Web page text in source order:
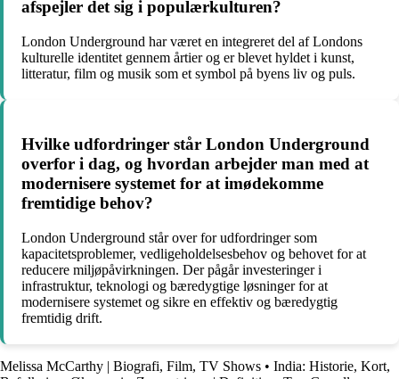
afspejler det sig i populærkulturen?
London Underground har været en integreret del af Londons
kulturelle identitet gennem årtier og er blevet hyldet i kunst,
litteratur, film og musik som et symbol på byens liv og puls.
Hvilke udfordringer står London Underground
overfor i dag, og hvordan arbejder man med at
modernisere systemet for at imødekomme
fremtidige behov?
London Underground står over for udfordringer som
kapacitetsproblemer, vedligeholdelsesbehov og behovet for at
reducere miljøpåvirkningen. Der pågår investeringer i
infrastruktur, teknologi og bæredygtige løsninger for at
modernisere systemet og sikre en effektiv og bæredygtig
fremtidig drift.
Melissa McCarthy | Biografi, Film, TV Shows • India: Historie, Kort,